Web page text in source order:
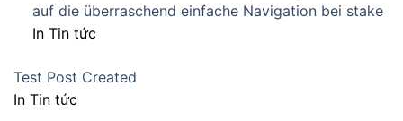
auf die überraschend einfache Navigation bei stake
In Tin tức
Test Post Created
In Tin tức